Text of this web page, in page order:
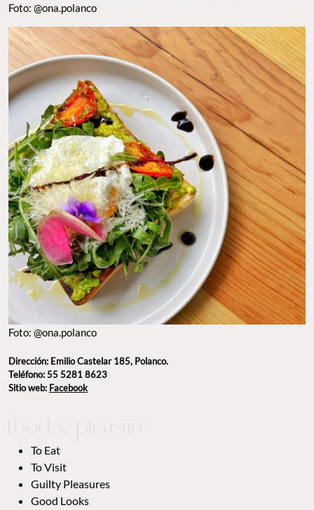
Foto: @ona.polanco
Foto: @ona.polanco
Dirección: Emilio Castelar 185, Polanco.
Teléfono: 55 5281 8623
Sitio web: Facebook
To Eat
To Visit
Guilty Pleasures
Good Looks